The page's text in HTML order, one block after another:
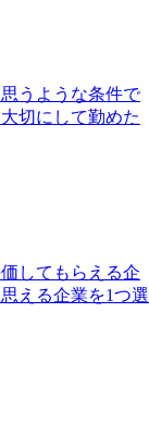
うような条件で
切にして勤めた
してもらえる企
える企業を1つ選